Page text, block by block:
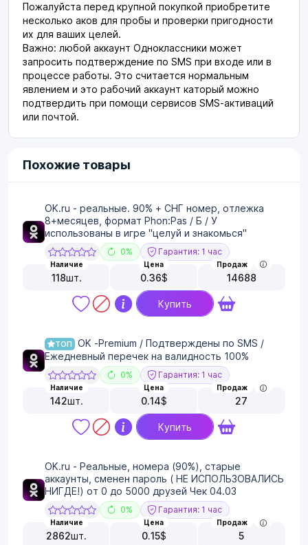
Пожалуйста перед крупной покупкой приобретите
несколько аков для пробы и проверки пригодности
их для ваших целей.
Важно: любой аккаунт Одноклассники может
запросить подтверждение по SMS при входе или в
процессе работы. Это считается нормальным
явлением и это рабочий аккаунт каторый можно
подтвердить при помощи сервисов SMS-активаций
или почтой.
Похожие товары
OK.ru - реальные. 90% + СНГ номер, отлежка
8+месяцев, формат Phon:Pas / Б / У
использованы в игре "целуй и знакомься"
0% Гарантия: 1 час
Наличие
118шт.
Цена
0.36$
Продаж
14688
Купить
ТОП
OK -Premium / Подтверждены по SMS /
Ежедневный перечек на валидность 100%
0% Гарантия: 1 час
Наличие
142шт.
Цена
0.14$
Продаж
27
Купить
OK.ru - Реальные, номера (90%), cтарые
аккаунты, сменен пароль ( НЕ ИСПОЛЬЗОВАЛИСЬ
НИГДЕ!) от 0 до 5000 друзей Чек 04.03
0% Гарантия: 1 час
Наличие
2862шт.
Цена
0.15$
Продаж
5